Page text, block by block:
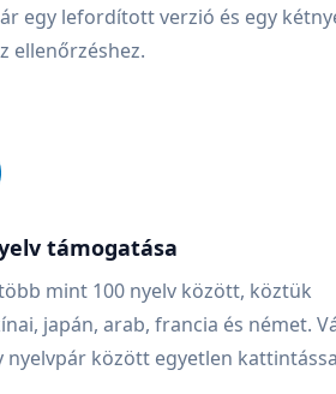
egy lefordított verzió és egy
ellenőrzéshez.
támogatása
mint 100 nyelv között, köztük
japán, arab, francia és német.
nyelvpár között egyetlen